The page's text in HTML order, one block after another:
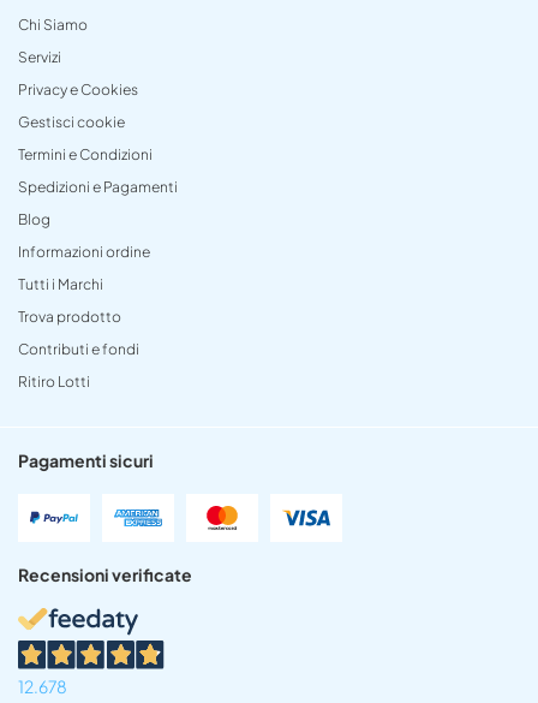
Chi Siamo
Servizi
Privacy e Cookies
Gestisci cookie
Termini e Condizioni
Spedizioni e Pagamenti
Blog
Informazioni ordine
Tutti i Marchi
Trova prodotto
Contributi e fondi
Ritiro Lotti
Pagamenti sicuri
Recensioni verificate
12.678